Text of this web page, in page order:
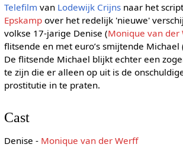
Telefilm van Lodewijk Crijnsnaar het
Epskampover het redelijk 'nieuwe'
volkse 17-jarige Denise (Monique van der
flitsende en met euro’s smijtende Michael
De flitsende Michael blijkt echter een
te zijn die er alleen op uit is de
prostitutie in te praten.
Cast
Denise - Monique van der Werff